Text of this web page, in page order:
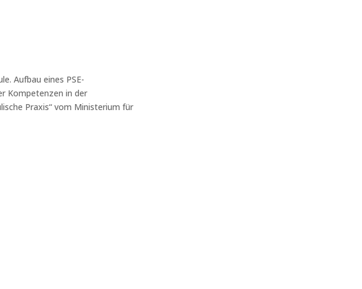
Aufbau eines PSE-
Kompetenzen in der
Praxis“ vom Ministerium für